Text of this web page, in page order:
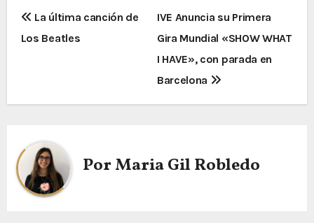
La última canción de
Los Beatles
IVE Anuncia su Primera
Gira Mundial «SHOW WHAT
I HAVE», con parada en
Barcelona
PorMaria Gil Robledo